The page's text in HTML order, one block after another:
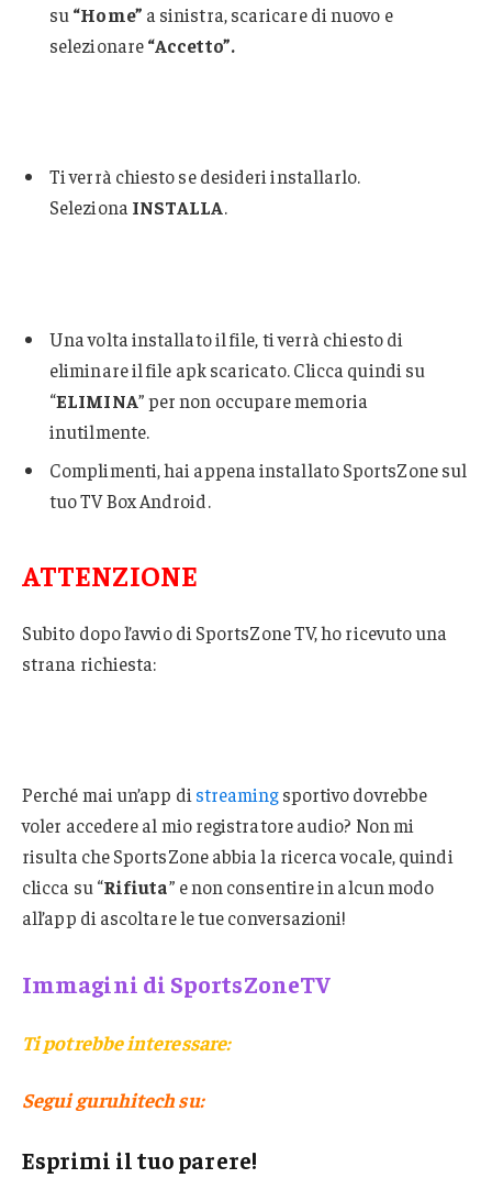
su “Home” a sinistra, scaricare di nuovo e
selezionare“Accetto”.
Ti verrà chiesto se desideri installarlo.
Seleziona INSTALLA.
Una volta installato il file, ti verrà chiesto di
eliminare il file apk scaricato. Clicca quindi su
“ELIMINA” per non occupare memoria
inutilmente.
Complimenti, hai appena installato SportsZone sul
tuo TV Box Android.
ATTENZIONE
Subito dopo l’avvio di SportsZone TV, ho ricevuto una
strana richiesta:
Perché mai un’app di streamingsportivo dovrebbe
voler accedere al mio registratore audio? Non mi
risulta che SportsZone abbia la ricerca vocale, quindi
clicca su “Rifiuta” e non consentire in alcun modo
all’app di ascoltare le tue conversazioni!
Immagini di SportsZoneTV
Ti potrebbe interessare:
Segui guruhitech su:
Esprimi il tuo parere!